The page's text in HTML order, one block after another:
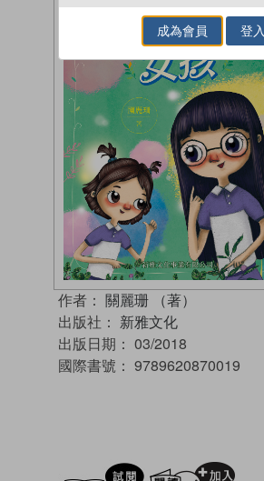
作者： 關麗珊 （著）
出版社： 新雅文化
出版日期： 03/2018
國際書號： 9789620870019
試閲
成為會員 登入